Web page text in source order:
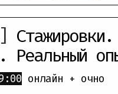
Стажировки.
Реальный
онлайн + очно